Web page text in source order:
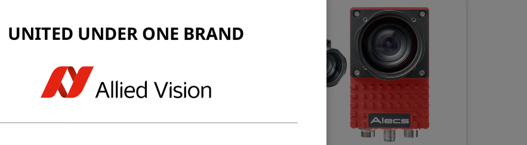
UNITED UNDER ONE BRAND